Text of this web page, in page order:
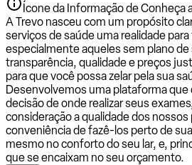
Ícone da Informação de Conheça
A Trevo nasceu com um propósito
serviços de saúde uma realidade
especialmente aqueles sem plano
transparência, qualidade e preços
para que você possa zelar pela sua
Desenvolvemos uma plataforma que
decisão de onde realizar seus
consideração a qualidade dos nossos
conveniência de fazê-los perto de
mesmo no conforto do seu lar, e,
que se encaixam no seu orçamento.